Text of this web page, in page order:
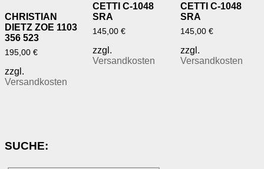
CHRISTIAN
DIETZ ZOE 1103
356 523
195,00 €
zzgl.
Versandkosten
CETTI C-1048
SRA
145,00€
zzgl.
Versandkosten
CETTI C-1048
SRA
145,00€
zzgl.
Versandkosten
SUCHE: